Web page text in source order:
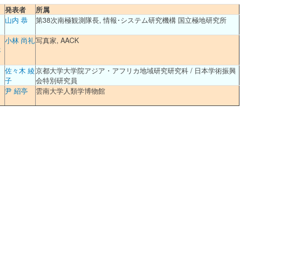
発表者
所属
山内 恭 第38次南極観測隊長, 情報･システム研究機構 国立極地研究所
小林 尚礼写真家, AACK
佐々木 綾
子
京都大学大学院アジア・アフリカ地域研究研究科 / 日本学術振興
会特別研究員
尹 紹亭 雲南大学人類学博物館